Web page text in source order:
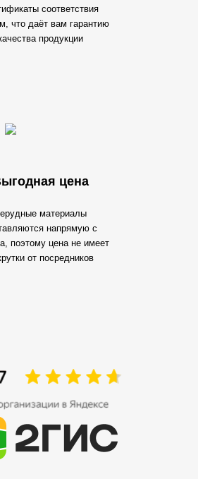
соответствия
что даёт вам гарантию
продукции
цена
материалы
напрямую с
поэтому цена не имеет
от посредников